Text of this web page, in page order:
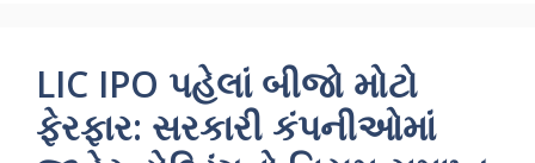
LIC IPO પહેલાં બીજો મોટો
ફેરફાર: સરકારી કંપનીઓમાં